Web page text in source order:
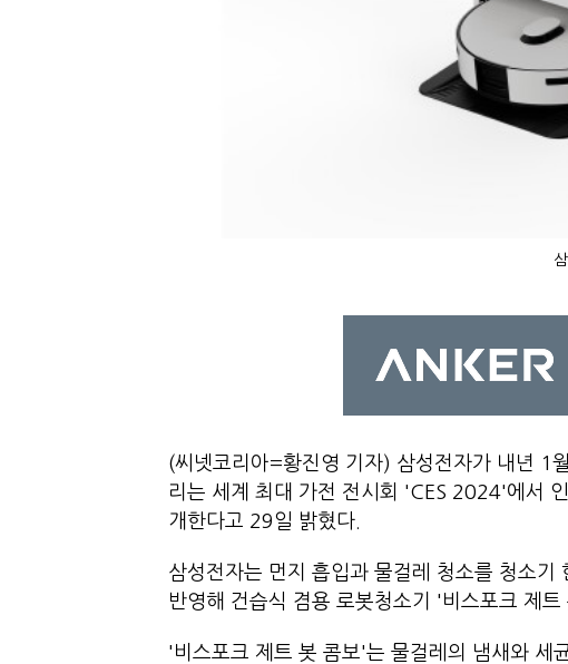
(씨넷코리아=황진영 기자) 삼성전자가 내년 1
리는 세계 최대 가전 전시회 'CES 2024'에서
개한다고 29일 밝혔다.
삼성전자는 먼지 흡입과 물걸레 청소를 청소
반영해 건습식 겸용 로봇청소기 '비스포크 제트
'비스포크 제트 봇 콤보'는 물걸레의 냄새와 세